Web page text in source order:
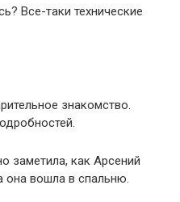
Все-таки технические
знакомство.
заметила, как Арсений
она вошла в спальню.